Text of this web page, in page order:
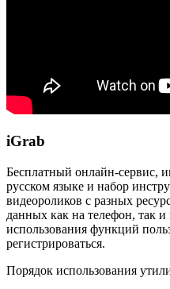
iGrab
Бесплатный онлайн-сервис,
русском языке и набор
видеороликов с разных
данных как на телефон, так
использования функций
регистрироваться.
Порядок использования